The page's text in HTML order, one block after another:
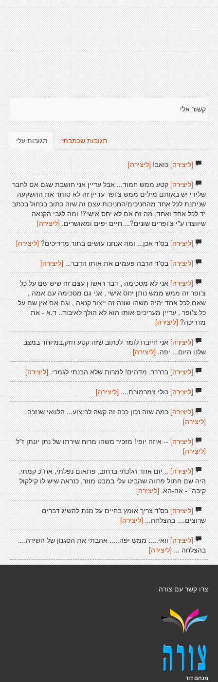
קשור אלי
תגובות עלי תגובות שכתבתי
[ליצירה]כואב! [ליצירה]
[ליצירה]קטע ממש חמוד... אבל עדיין אני חושבת שגם אם לחבר
שלידי יש באותם מילים ממש צ'ופר עדיין זה לא סותר את ההשקעה
שניתנת לכל אחד מהחניכים/החניכות עצם זה שזה כתוב בכחול בכתב
יד לכל אחד ואחד, מה זה אם לא יחס אישי?! ומה לגבי הקנאה
שיווצרו ע"י צ'ופרים שונים?... חיים יפים ומאושרים.[ליצירה]
[ליצירה]בס'ד אכן... ומה אנחנו עושים בתור מדריכים? [ליצירה]
[ליצירה]בס'ד הרבה פעמים את אותו הדבר... [ליצירה]
[ליצירה]אני לא מסכימה , דבר ראשו ן עצם זה שיש שם על כל
צ'ופר זה ממש ממש נותן יחס אישי , אני גם מסכימה עם אמה ,
שאם לכל אחד יהיה משהו שונה זה ייצור קנאה , וגם אם אין שם על
כל צ'ופר , עדיין מעריכים אותו הוא לא הולך לאיבוד.. ד.א - את
מדריכה? [ליצירה]
[ליצירה]אני חייבת לומר-לכתוב שזה קטע חזק,במיוחד במצב
שלנו היום... יפה. [ליצירה]
[ליצירה]ברררר. מדהים! למרות שלא הבנתי לגמרי. [ליצירה]
[ליצירה]כולי צמרמורת.... [ליצירה]
[ליצירה]כמה שזה נכון ככה זה קשה לביצוע... הלוואי שנזכה..
[ליצירה]
[ליצירה]-- איזה יופי! מזכיר משהו מרוח שירתו של נתן יונתן ז"ל
[ליצירה]
[ליצירה].. יום אחד הלכתי ברחוב, פתאום נפלתי, אח"כ קמתי.
היה שם חתול פרווה שהביט עלי במבט מוזר, כנראה שיש לו קילקול
קיבה" - אה-הא. [ליצירה]
[ליצירה]בס'ד צריך אומץ בחיים על מנת להשיג דברים
שרוצים.... בהצלחה...[ליצירה]
[ליצירה]וואי..... ממש יפה..... אהבתי את הסגנון של השירה....
בהצלחה ... [ליצירה]
צרו קשר עם צורה
מנחם דוד